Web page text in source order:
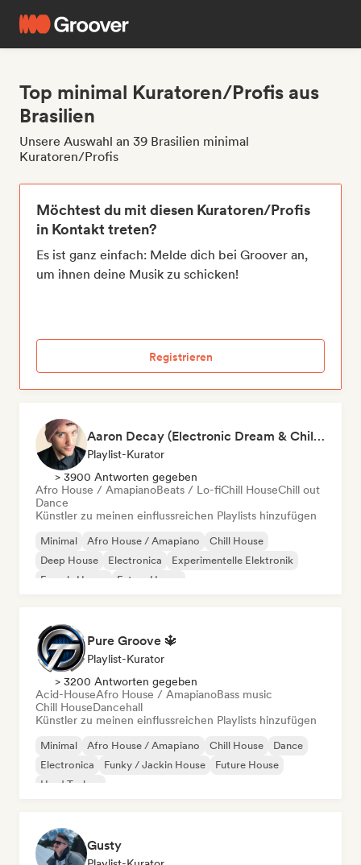
Top minimal Kuratoren/Profis aus
Brasilien
Unsere Auswahl an 39 Brasilien minimal
Kuratoren/Profis
Möchtest du mit diesen Kuratoren/Profis
in Kontakt treten?
Es ist ganz einfach: Melde dich bei Groover an,
um ihnen deine Musik zu schicken!
Registrieren
Aaron Decay (Electronic Dream & Chill Electronic Dream playlists)
Playlist-Kurator
> 3900 Antworten gegeben
Afro House / AmapianoBeats / Lo-fiChill HouseChill out
Dance
Künstler zu meinen einflussreichen Playlists hinzufügen
Minimal Afro House / Amapiano
Chill House
Deep House
Electronica
Experimentelle Elektronik
French-House
Future House
Pure Groove 🔱
Playlist-Kurator
> 3200 Antworten gegeben
Acid-HouseAfro House / AmapianoBass music
Chill HouseDancehall
Künstler zu meinen einflussreichen Playlists hinzufügen
Minimal Afro House / Amapiano Chill House
Dance
Electronica
Funky / Jackin House
Future House
Hard Techno
Gusty